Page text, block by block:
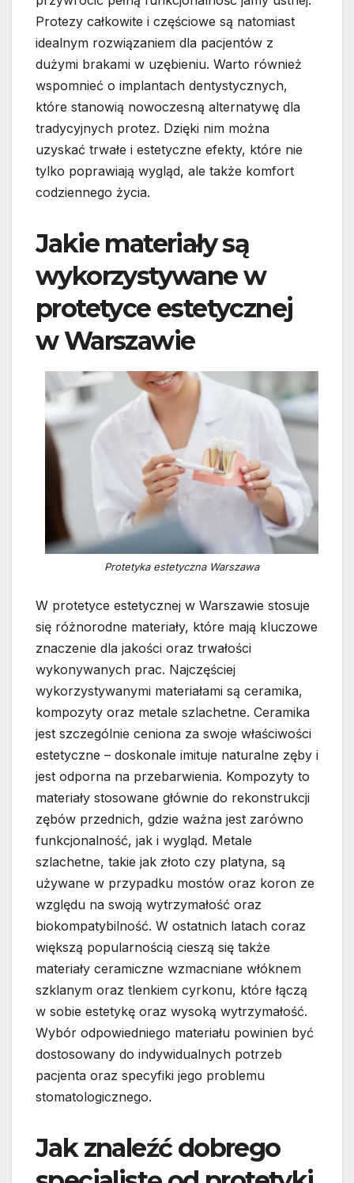
Protezy całkowite i częściowe są natomiast
idealnym rozwiązaniem dla pacjentów z
dużymi brakami w uzębieniu. Warto również
wspomnieć o implantach dentystycznych,
które stanowią nowoczesną alternatywę dla
tradycyjnych protez. Dzięki nim można
uzyskać trwałe i estetyczne efekty, które nie
tylko poprawiają wygląd, ale także komfort
codziennego życia.
Jakie materiały są
wykorzystywane w
protetyce estetycznej
w Warszawie
Protetyka estetyczna Warszawa
W protetyce estetycznej w Warszawie stosuje
się różnorodne materiały, które mają kluczowe
znaczenie dla jakości oraz trwałości
wykonywanych prac. Najczęściej
wykorzystywanymi materiałami są ceramika,
kompozyty oraz metale szlachetne. Ceramika
jest szczególnie ceniona za swoje właściwości
estetyczne – doskonale imituje naturalne zęby i
jest odporna na przebarwienia. Kompozyty to
materiały stosowane głównie do rekonstrukcji
zębów przednich, gdzie ważna jest zarówno
funkcjonalność, jak i wygląd. Metale
szlachetne, takie jak złoto czy platyna, są
używane w przypadku mostów oraz koron ze
względu na swoją wytrzymałość oraz
biokompatybilność. W ostatnich latach coraz
większą popularnością cieszą się także
materiały ceramiczne wzmacniane włóknem
szklanym oraz tlenkiem cyrkonu, które łączą
w sobie estetykę oraz wysoką wytrzymałość.
Wybór odpowiedniego materiału powinien być
dostosowany do indywidualnych potrzeb
pacjenta oraz specyfiki jego problemu
stomatologicznego.
Jak znaleźć dobrego